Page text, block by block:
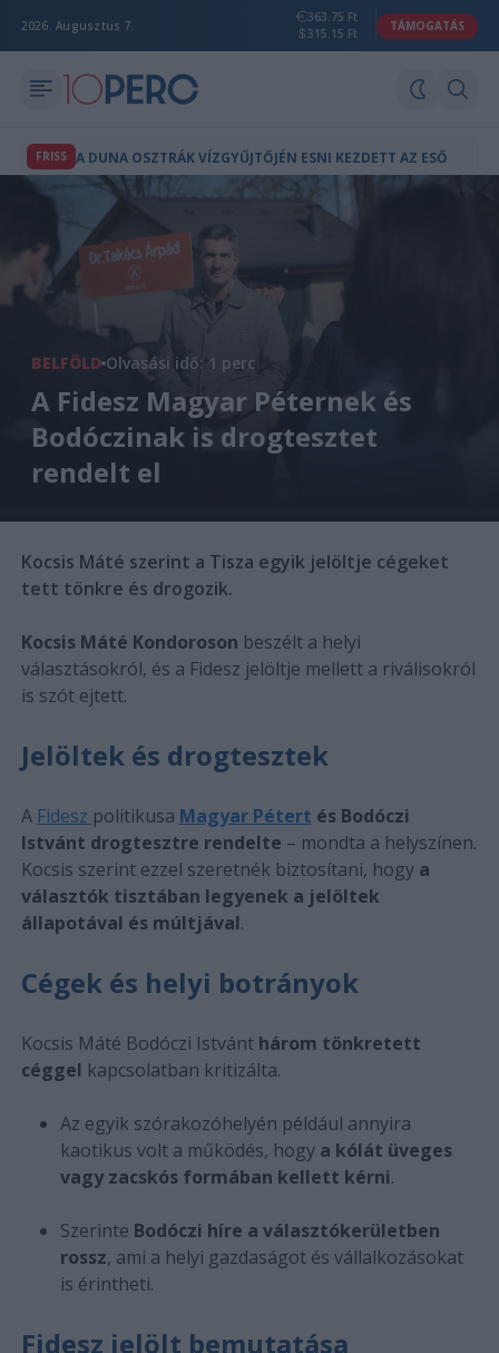
2026. Augusztus 7.
363.75 Ft
315.15 Ft
TÁMOGATÁS
FRISS A DUNA OSZTRÁK VÍZGYŰJTŐJÉN ESNI KEZDETT AZ ESŐ
BELFÖLD Olvasási idő: 1 perc
A Fidesz Magyar Péternek és
Bodóczinak is drogtesztet
rendelt el
Kocsis Máté szerint a Tisza egyik jelöltje cégeket
tett tönkre és drogozik.
Kocsis Máté Kondoroson beszélt a helyi
választásokról, és a Fidesz jelöltje mellett a riválisokról
is szót ejtett.
Jelöltek és drogtesztek
A Fidesz politikusa Magyar Pétert és Bodóczi
Istvánt drogtesztre rendelte – mondta a helyszínen.
Kocsis szerint ezzel szeretnék biztosítani, hogy a
választók tisztában legyenek a jelöltek
állapotával és múltjával.
Cégek és helyi botrányok
Kocsis Máté Bodóczi Istvánt három tönkretett
céggel kapcsolatban kritizálta.
Az egyik szórakozóhelyén például annyira
kaotikus volt a működés, hogy a kólát üveges
vagy zacskós formában kellett kérni.
Szerinte Bodóczi híre a választókerületben
rossz, ami a helyi gazdaságot és vállalkozásokat
is érintheti.
Fidesz jelölt bemutatása